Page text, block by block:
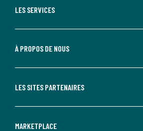
LES SERVICES
À PROPOS DE NOUS
LES SITES PARTENAIRES
MARKETPLACE